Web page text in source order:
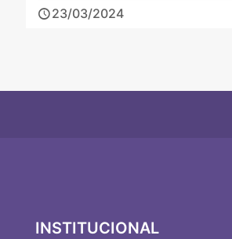
23/03/2024
INSTITUCIONAL